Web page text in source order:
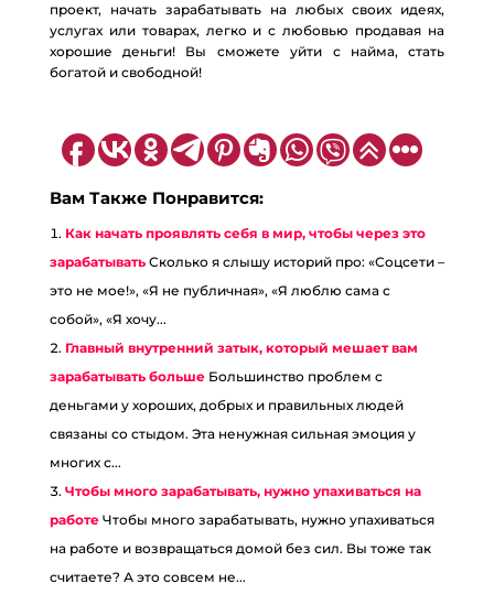
проект, начать зарабатывать на любых своих идеях,
услугах или товарах, легко и с любовью продавая на
хорошие деньги! Вы сможете уйти с найма, стать
богатой и свободной!
Вам Также Понравится:
Как начать проявлять себя в мир, чтобы через это
зарабатывать Сколько я слышу историй про: «Соцсети –
это не мое!», «Я не публичная», «Я люблю сама с
собой», «Я хочу...
Главный внутренний затык, который мешает вам
зарабатывать больше Большинство проблем с
деньгами у хороших, добрых и правильных людей
связаны со стыдом. Эта ненужная сильная эмоция у
многих с...
Чтобы много зарабатывать, нужно упахиваться на
работе Чтобы много зарабатывать, нужно упахиваться
на работе и возвращаться домой без сил. Вы тоже так
считаете? А это совсем не...